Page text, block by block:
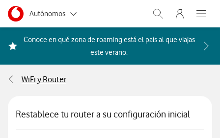
Ir a la pagina principal de vodafone.es
Menu navegación Segmento
Autónomos
Pymes
Abrir buscador.
Menu
Abre
Conoce en qué zona de roaming está el país al que viajas
este verano. Acceder a la FAQ Qué
WiFi y Router
Restablece tu router a su configuración inicial